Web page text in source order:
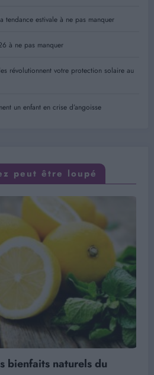
tendance estivale à ne pas manquer
à ne pas manquer
révolutionnent votre protection solaire au
un enfant en crise d’angoisse
peut être loupé
naturels du